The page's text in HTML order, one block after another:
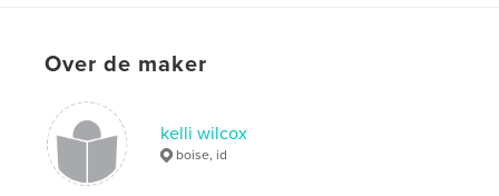
Over de maker
kelli wilcox
boise, id